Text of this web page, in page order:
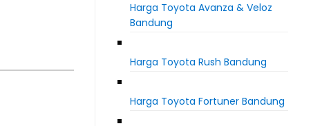
Harga Toyota Avanza & Veloz
Bandung
Harga Toyota Rush Bandung
Harga Toyota Fortuner Bandung